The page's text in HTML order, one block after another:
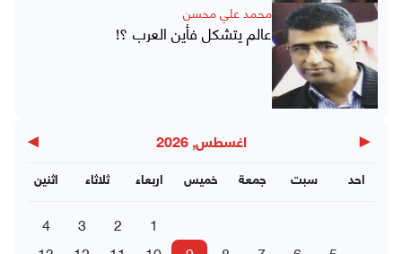
محمد علي محسن
عالم يتشكل فأين العرب ؟!
◀ اغسطس, 2026 ▶
اثنين ثلاثاء اربعاء خميس جمعة سبت احد
1
2
3
4